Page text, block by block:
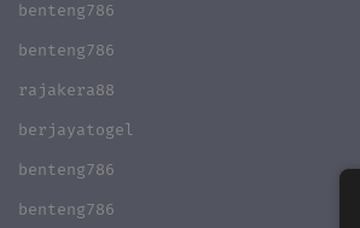
benteng786
benteng786
rajakera88
berjayatogel
benteng786
benteng786